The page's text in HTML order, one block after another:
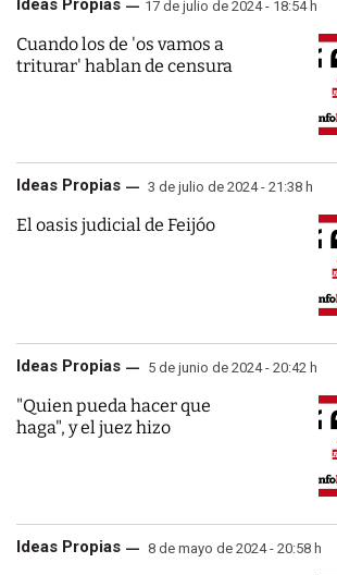
17 de julio de 2024 - 18:54 h
Cuando los de 'os vamos a
triturar' hablan de censura
Ideas Propias 3 de julio de 2024 - 21:38 h
El oasis judicial de Feijóo
Ideas Propias 5 de junio de 2024 - 20:42 h
"Quien pueda hacer que
haga", y el juez hizo
Ideas Propias 8 de mayo de 2024 - 20:58 h